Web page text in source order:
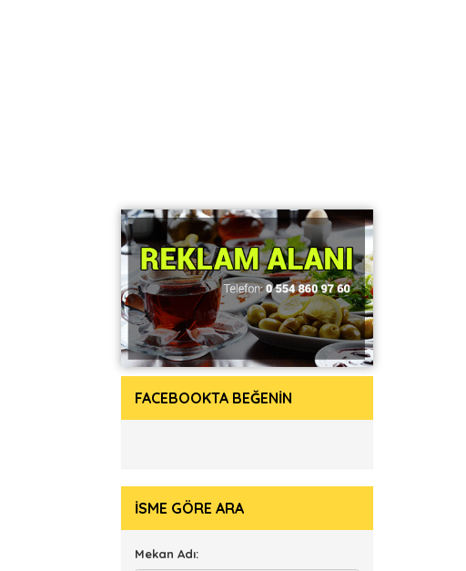
FACEBOOKTA BEĞENİN
İSME GÖRE ARA
Mekan Adı: